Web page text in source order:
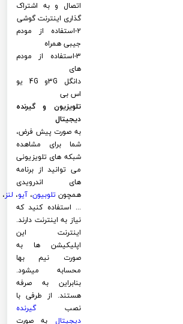
اتصال و به اشتراک
گذاری اینترنت گوشی
2-استفاده از مودم
جیبی همراه
3-استفاده از مودم
های
دانگل 3Gو 4G یو
اس بی
تلویزیون و گیرنده
دیجیتال
به صورت پیش فرض،
شما برای مشاهده
شبکه های تلویزیونی
می توانید از برنامه
های اندرویدی
همچون تلوبیون، آیو، لنز،
... استفاده کنید که
نیاز به اینترنت دارند.
اینترنت این
اپلیکیشن ها به
صورت نیم بها
محسابه میشود.
بنابراین به صرفه
هستند. از طرفی با
نصبگیرنده
دیجیتال به صورت